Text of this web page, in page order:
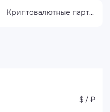
Криптовалютные партнерки
$ / ₽